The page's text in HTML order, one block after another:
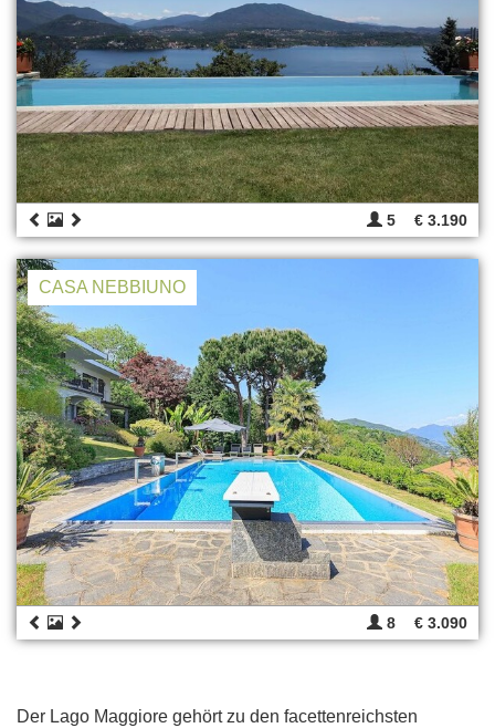
5 € 3.190
CASA NEBBIUNO
8 € 3.090
Der Lago Maggiore gehört zu den facettenreichsten